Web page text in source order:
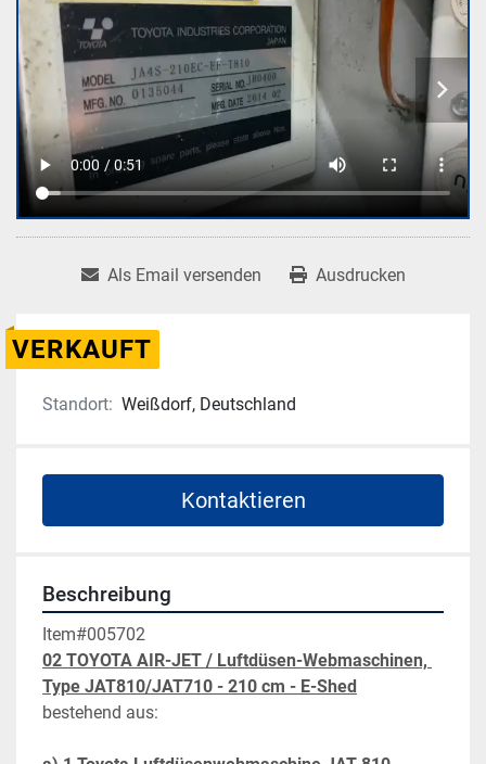
Als Email versenden Ausdrucken
VERKAUFT
Standort: Weißdorf, Deutschland
Kontaktieren
Beschreibung
Item#005702
02 TOYOTA AIR-JET / Luftdüsen-Webmaschinen,
Type JAT810/JAT710 - 210 cm - E-Shed
bestehend aus: